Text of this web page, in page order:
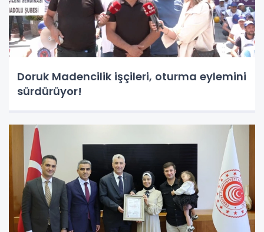
Doruk Madencilik işçileri, oturma eylemini
sürdürüyor!